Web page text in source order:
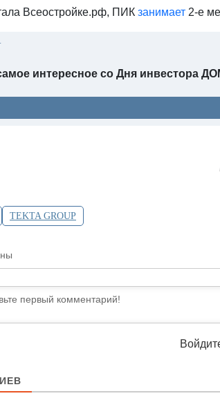
Всeостройке.pф, ПИК занимает 2-е
интересное со Дня инвестора
TEKTA GROUP